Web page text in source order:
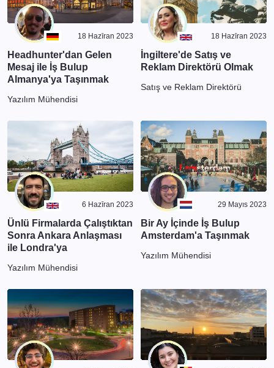
18 Hazīran 2023
Headhunter'dan Gelen
Mesaj ile İş Bulup
Almanya'ya Taşınmak
Yazılım Mühendisi
18 Hazīran 2023
İngiltere'de Satış ve
Reklam Direktörü Olmak
Satış ve Reklam Direktörü
6 Hazīran 2023
Ünlü Firmalarda Çalıştıktan
Sonra Ankara Anlaşması
ile Londra'ya
Yazılım Mühendisi
29 Mayıs 2023
Bir Ay İçinde İş Bulup
Amsterdam'a Taşınmak
Yazılım Mühendisi